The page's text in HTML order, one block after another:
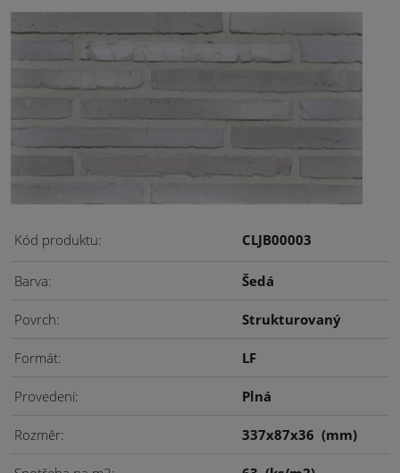
Kód produktu CLJB00003
Barva Šedá
Povrch Strukturovaný
Formát LF
Provedení Plná
Rozměr 337x87x36 (mm)